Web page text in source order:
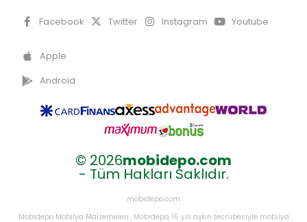
Facebook Twitter Instagram Youtube
Apple
Android
© 2026mobidepo.com
- Tüm Hakları Saklıdır.
mobidepo.com
Mobidepo Mobilya Malzemeleri., Mobidepo, 15 yılı aşkın tecrübesiyle mobilya